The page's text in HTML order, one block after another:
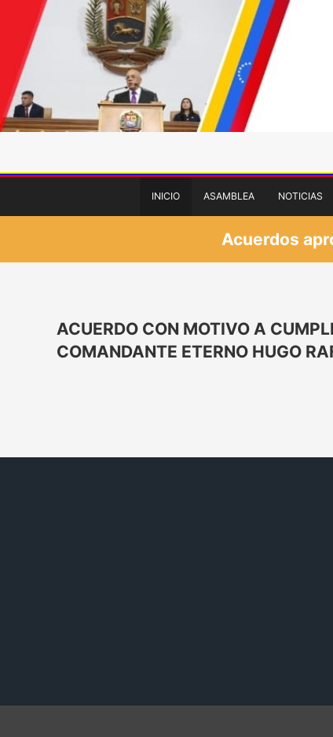
INICIO ASAMBLEA NOTICIAS
Acuerdos
ACUERDO CON MOTIVO A
COMANDANTE ETERNO HUGO